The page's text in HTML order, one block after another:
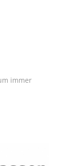
immer